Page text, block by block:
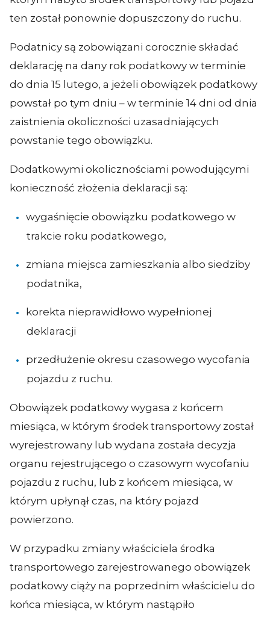
ten został ponownie dopuszczony do ruchu.
Podatnicy są zobowiązani corocznie składać
deklarację na dany rok podatkowy w terminie
do dnia 15 lutego, a jeżeli obowiązek podatkowy
powstał po tym dniu – w terminie 14 dni od dnia
zaistnienia okoliczności uzasadniających
powstanie tego obowiązku.
Dodatkowymi okolicznościami powodującymi
konieczność złożenia deklaracji są:
wygaśnięcie obowiązku podatkowego w
trakcie roku podatkowego,
zmiana miejsca zamieszkania albo siedziby
podatnika,
korekta nieprawidłowo wypełnionej
deklaracji
przedłużenie okresu czasowego wycofania
pojazdu z ruchu.
Obowiązek podatkowy wygasa z końcem
miesiąca, w którym środek transportowy został
wyrejestrowany lub wydana została decyzja
organu rejestrującego o czasowym wycofaniu
pojazdu z ruchu, lub z końcem miesiąca, w
którym upłynął czas, na który pojazd
powierzono.
W przypadku zmiany właściciela środka
transportowego zarejestrowanego obowiązek
podatkowy ciąży na poprzednim właścicielu do
końca miesiąca, w którym nastąpiło